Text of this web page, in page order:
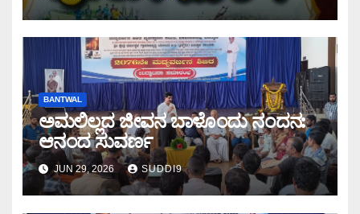
BANTWAL
ಅಮಲಿಲ್ಲದ ಜೀವನ ಬಾಳೊಂದು ನಂದನ:
ಆನಂದ ಸುವರ್ಣ
JUN 29, 2026 SUDDI9